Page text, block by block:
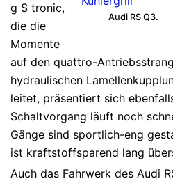
Audi RS Q3.
g S tronic,
die die
Momente
auf den quattro-
hydraulischen
leitet, präsentiert sich
Schaltvorgang läuft noch
Gänge sind sportlich-eng
ist kraftstoffsparend lang
Auch das Fahrwerk des Audi